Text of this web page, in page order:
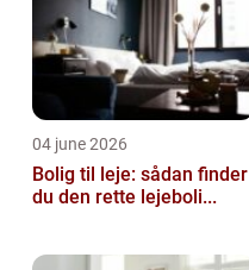
04 june 2026
Bolig til leje: sådan finder
du den rette lejeboli...